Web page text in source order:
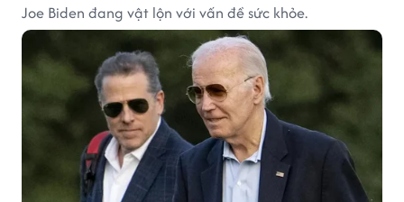
Joe Biden đang vật lộn với vấn đề sức khỏe.